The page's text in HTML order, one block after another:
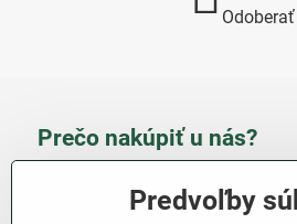
Prečo nakúpiť u nás?
Takmer 100 % spokojných
zákazníkov
Predvoľby